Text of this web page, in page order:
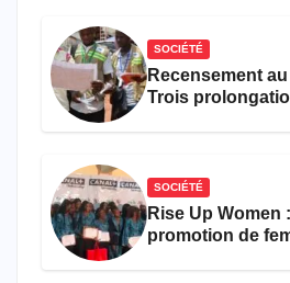
SOCIÉTÉ
Recensement
Trois
SOCIÉTÉ
Rise Up Women
promotion de